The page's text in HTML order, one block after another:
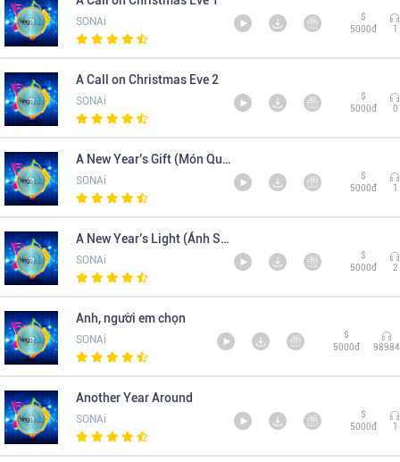
SONAi
$
5000đ
1
A Call on Christmas Eve 2
SONAi
$
5000đ
0
A New Year’s Gift (Món Quà Năm Mới)
SONAi
$
5000đ
1
A New Year’s Light (Ánh Sáng Năm Mới)
SONAi
$
5000đ
2
Anh, người em chọn
SONAi
$
5000đ
98984
Another Year Around
SONAi
$
5000đ
1